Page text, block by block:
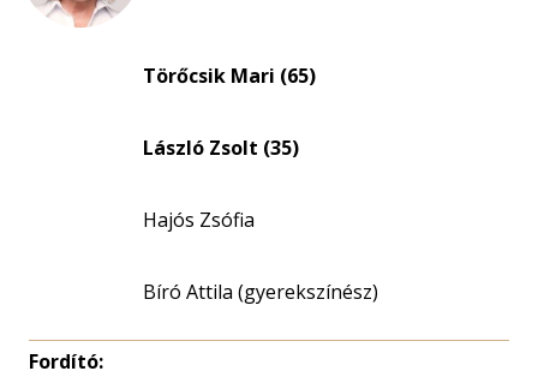
Törőcsik Mari (65)
László Zsolt (35)
Hajós Zsófia
Bíró Attila (gyerekszínész)
Fordító: